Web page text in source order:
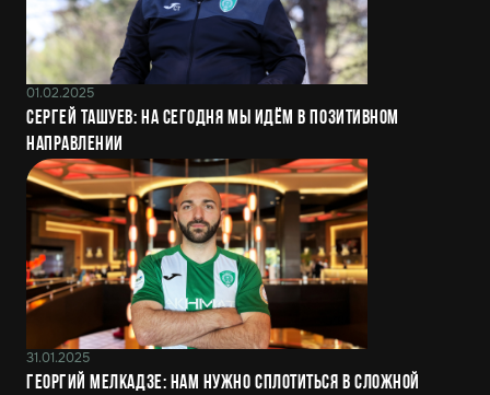
01.02.2025
Сергей Ташуев: На сегодня мы идём в позитивном
направлении
31.01.2025
Георгий Мелкадзе: Нам нужно сплотиться в сложной